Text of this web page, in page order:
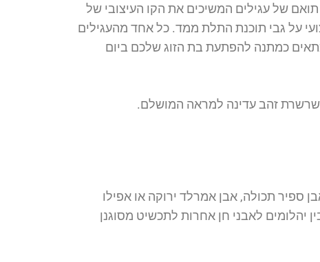
של עגילים המשיכים את הקו העיצובי של
על גבי תוכנת התלת ממד. כל אחד מהעגילים
כמתנה להפתעת בת הזוג שלכם ביום
שרשרת זהב עדינה למראה המושלם.
ספיר תכולה, אבן אמרלד ירוקה או אפילו
יהלומים לאבני חן אחרות לתכשיט מסוגנן